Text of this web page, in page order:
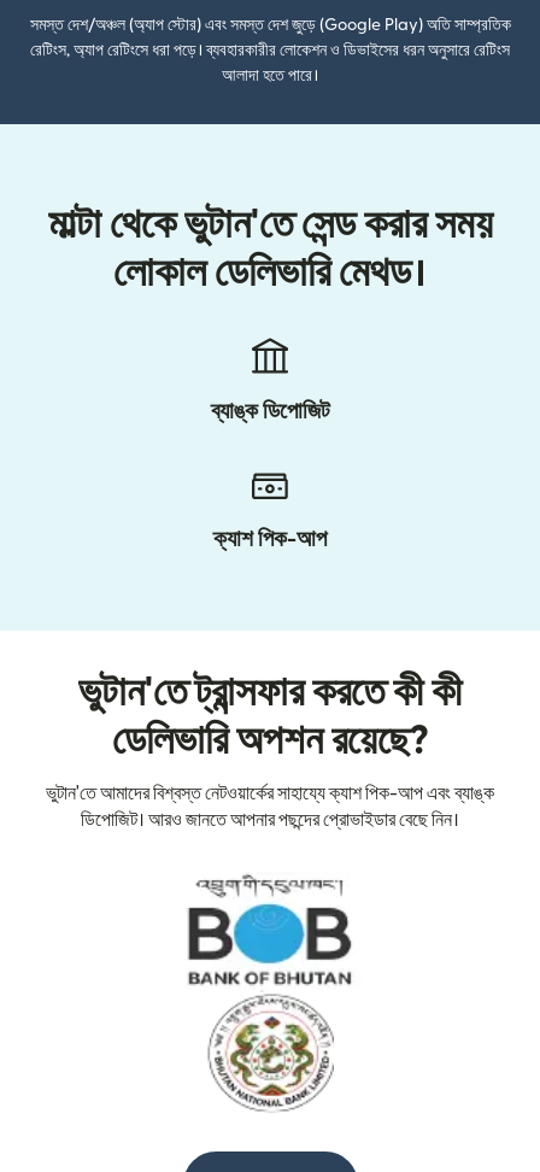
সমস্ত দেশ/অঞ্চল (অ্যাপ স্টোর) এবং সমস্ত দেশ জুড়ে (Google Play) অতি সাম্প্রতিক
রেটিংস, অ্যাপ রেটিংসে ধরা পড়ে। ব্যবহারকারীর লোকেশন ও ডিভাইসের ধরন অনুসারে রেটিংস
আলাদা হতে পারে।
মাল্টা থেকে ভুটান'তে সেন্ড করার সময়
লোকাল ডেলিভারি মেথড।
ব্যাঙ্ক ডিপোজিট
ক্যাশ পিক-আপ
ভুটান'তে ট্রান্সফার করতে কী কী
ডেলিভারি অপশন রয়েছে?
ভুটান'তে আমাদের বিশ্বস্ত নেটওয়ার্কের সাহায্যে ক্যাশ পিক-আপ এবং ব্যাঙ্ক
ডিপোজিট। আরও জানতে আপনার পছন্দের প্রোভাইডার বেছে নিন।